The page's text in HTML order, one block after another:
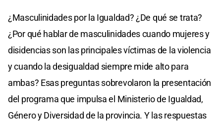
¿Masculinidades por la Igualdad? ¿De qué se trata?
¿Por qué hablar de masculinidades cuando mujeres y
disidencias son las principales víctimas de la violencia
y cuando la desigualdad siempre mide alto para
ambas? Esas preguntas sobrevolaron la presentación
del programa que impulsa el Ministerio de Igualdad,
Género y Diversidad de la provincia. Y las respuestas